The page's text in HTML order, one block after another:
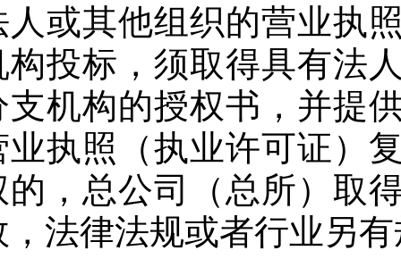
人或其他组织的营业执
构投标，须取得具有法
支机构的授权书，并提
业执照（执业许可证）
的，总公司（总所）取
，法律法规或者行业另